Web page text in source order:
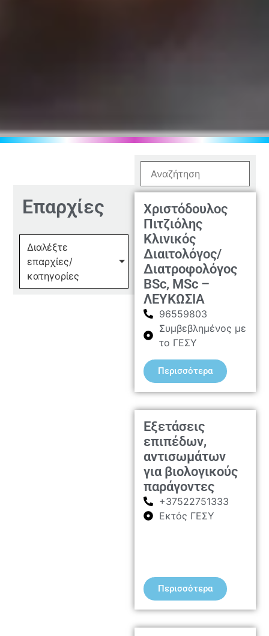
Επαρχίες
Διαλέξτε
επαρχίες/
κατηγορίες
Χριστόδουλος
Πιτζιόλης
Κλινικός
Διαιτολόγος/
Διατροφολόγος
BSc, MSc –
ΛΕΥΚΩΣΙΑ
96559803
Συμβεβλημένος με
το ΓΕΣΥ
Περισσότερα
Εξετάσεις
επιπέδων,
αντισωμάτων
για βιολογικούς
παράγοντες
+37522751333
Εκτός ΓΕΣΥ
Περισσότερα